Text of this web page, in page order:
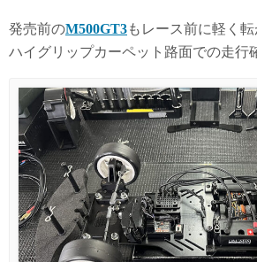
発売前のM500GT3もレース前に軽く転
ハイグリップカーペット路面での走行